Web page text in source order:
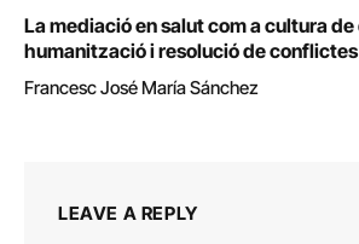
La mediació en salut com a cultura
humanització i resolució de conflictes
Francesc José María Sánchez
LEAVE A REPLY